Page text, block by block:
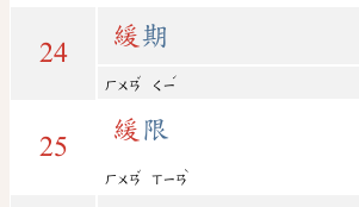
24
緩期
ㄏㄨㄢ
ˇ
ㄑㄧ
ˊ
25
緩 限
ㄏㄨㄢ
ˇ
ㄒㄧㄢ
ˋ